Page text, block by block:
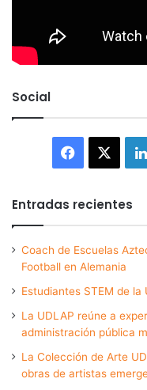
Social
Facebook
Entradas recientes
Coach de Escuelas
Football en Alemania
Estudiantes STEM de
La UDLAP reúne a
administración pública
La Colección de Arte
obras de artistas